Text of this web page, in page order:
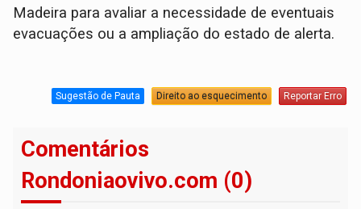
Madeira para avaliar a necessidade de eventuais
evacuações ou a ampliação do estado de alerta.
Sugestão de Pauta Direito ao esquecimento Reportar Erro
Comentários
Rondoniaovivo.com (0)